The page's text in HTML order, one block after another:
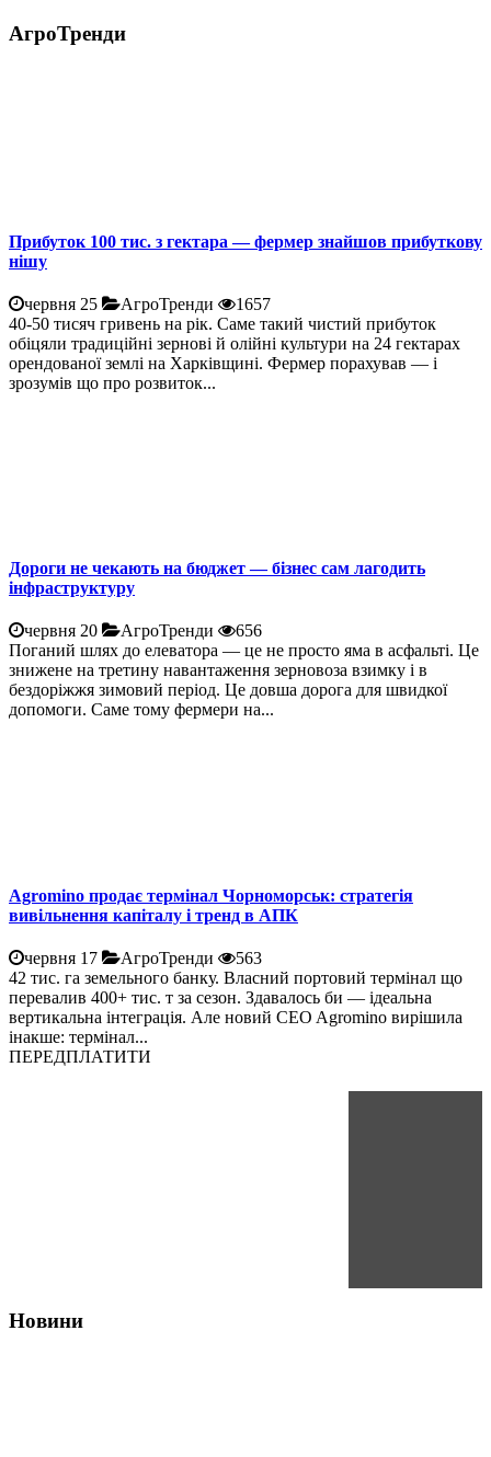
АгроТренди
Прибуток 100 тис. з гектара — фермер знайшов прибуткову
нішу
червня 25 АгроТренди
1657
40-50 тисяч гривень на рік. Саме такий чистий прибуток
обіцяли традиційні зернові й олійні культури на 24 гектарах
орендованої землі на Харківщині. Фермер порахував — і
зрозумів що про розвиток...
Дороги не чекають на бюджет — бізнес сам лагодить
інфраструктуру
червня 20 АгроТренди
656
Поганий шлях до елеватора — це не просто яма в асфальті. Це
знижене на третину навантаження зерновоза взимку і в
бездоріжжя зимовий період. Це довша дорога для швидкої
допомоги. Саме тому фермери на...
Agromino продає термінал Чорноморськ: стратегія
вивільнення капіталу і тренд в АПК
червня 17 АгроТренди
563
42 тис. га земельного банку. Власний портовий термінал що
перевалив 400+ тис. т за сезон. Здавалось би — ідеальна
вертикальна інтеграція. Але новий CEO Agromino вирішила
інакше: термінал...
ПЕРЕДПЛАТИТИ
Новини